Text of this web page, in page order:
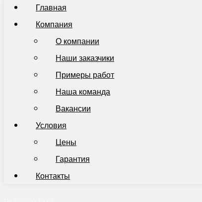
Главная
Компания
О компании
Наши заказчики
Примеры работ
Наша команда
Вакансии
Условия
Цены
Гарантия
Контакты